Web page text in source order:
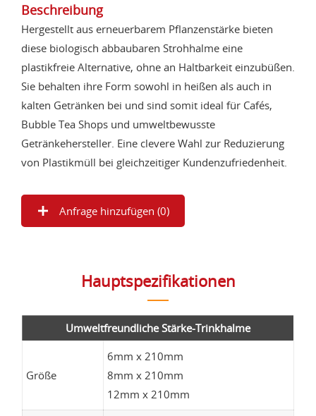
Beschreibung
Hergestellt aus erneuerbarem Pflanzenstärke bieten
diese biologisch abbaubaren Strohhalme eine
plastikfreie Alternative, ohne an Haltbarkeit einzubüßen.
Sie behalten ihre Form sowohl in heißen als auch in
kalten Getränken bei und sind somit ideal für Cafés,
Bubble Tea Shops und umweltbewusste
Getränkehersteller. Eine clevere Wahl zur Reduzierung
von Plastikmüll bei gleichzeitiger Kundenzufriedenheit.
Anfrage hinzufügen (0)
Hauptspezifikationen
Umweltfreundliche Stärke-Trinkhalme
Größe
6mm x 210mm
8mm x 210mm
12mm x 210mm